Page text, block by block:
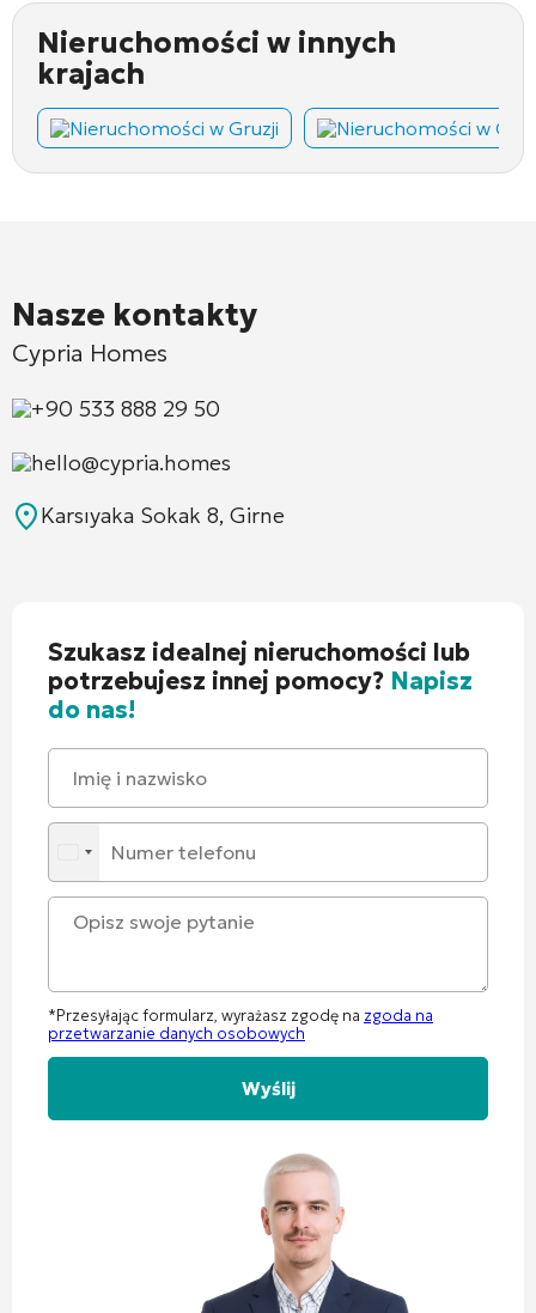
Nieruchomości w innych
krajach
Nieruchomości w Gruzji Nieruchomości w
Nasze kontakty
Cypria Homes
+90 533 888 29 50
hello@cypria.homes
Karsıyaka Sokak 8, Girne
Szukasz idealnej nieruchomości lub
potrzebujesz innej pomocy? Napisz
do nas!
*Przesyłając formularz, wyrażasz zgodę na zgoda na
przetwarzanie danych osobowych